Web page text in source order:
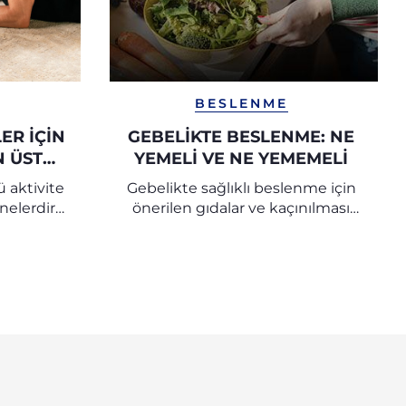
İÇIN
ÜSTÜ
aktivite
BESLENME
GEBELIKTE BESLENME: NE
YEMELI VE NE YEMEMELI
Gebelikte sağlıklı beslenme için
önerilen gıdalar ve kaçınılması